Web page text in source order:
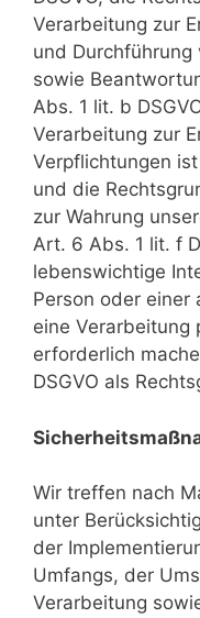
Verarbeitung zur
und
sowie
Abs. 1 lit. b
Verarbeitung zur
Verpflichtungen
und die
zur Wahrung
Art. 6 Abs. 1 lit. f
lebenswichtige
Person oder einer
eine Verarbeitung
erforderlich
DSGVO als
Wir treffen nach
unter
der
Umfangs, der
Verarbeitung